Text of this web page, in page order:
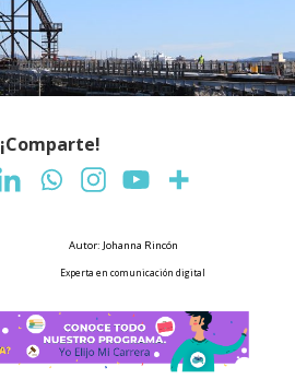
¡Comparte!
Autor: Johanna Rincón
Experta en comunicación digital